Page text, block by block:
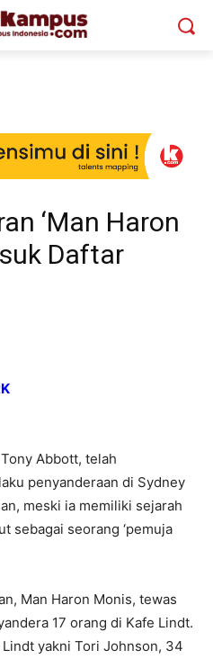
‘Man Haron
Daftar
Abbott, telah
penyanderaan di Sydney
meski ia memiliki sejarah
sebagai seorang ‘pemuja
Man Haron Monis, tewas
17 orang di Kafe Lindt.
yakni Tori Johnson, 34